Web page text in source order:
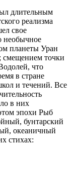
длительным
реализма
свое
необычное
планеты Уран
смещением точки
что
в стране
и течений. Все
в них
эпохи Рыб
бунтарский
океаничный
стихах: